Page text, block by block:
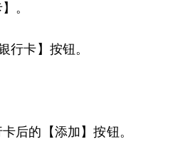
。
行卡】按钮。
后的【添加】按钮。